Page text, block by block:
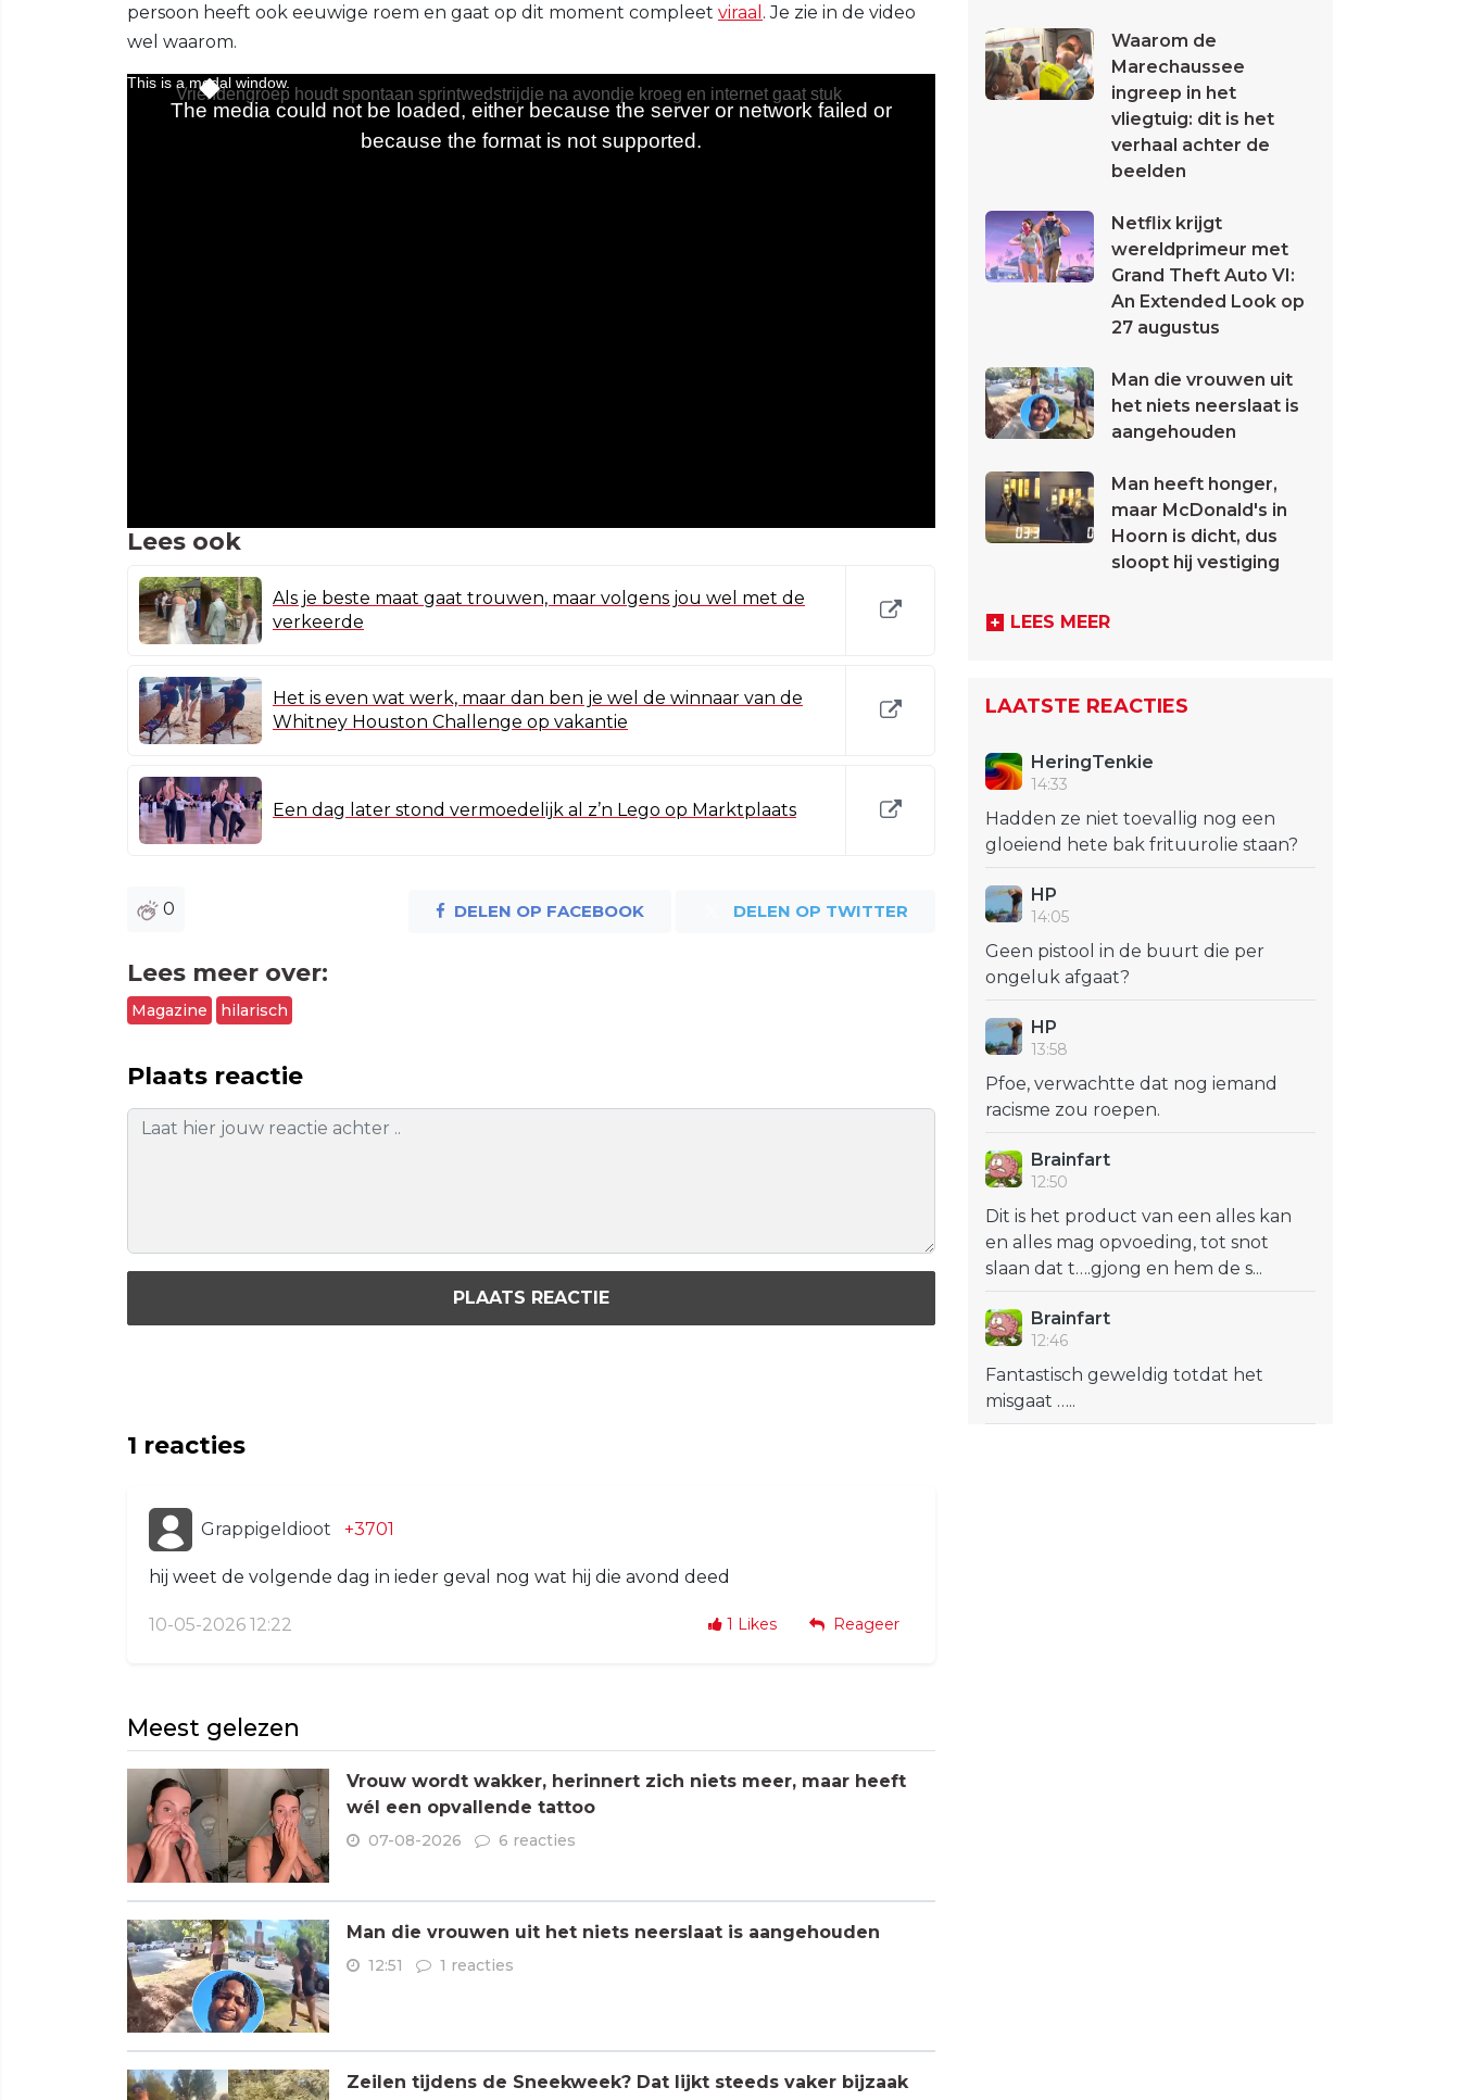
persoon heeft ook eeuwige roem en gaat op dit moment compleet viraal . Je zie in de video
wel waarom.
Lees ook
Als je beste maat gaat trouwen, maar volgens jou wel met de
verkeerde
Het is even wat werk, maar dan ben je wel de winnaar van de
Whitney Houston Challenge op vakantie
Een dag later stond vermoedelijk al z’n Lego op Marktplaats
0 DELEN OP FACEBOOK DELEN OP TWITTER
Lees meer over:
Magazine hilarisch
Plaats reactie
PLAATS REACTIE
1 reacties
GrappigeIdioot +3701
hij weet de volgende dag in ieder geval nog wat hij die avond deed
10-05-2026 12:22 1 Likes Reageer
Meest gelezen
Vrouw wordt wakker, herinnert zich niets meer, maar heeft
wél een opvallende tattoo
07-08-2026 6 reacties
Man die vrouwen uit het niets neerslaat is aangehouden
12:51 1 reacties
Zeilen tijdens de Sneekweek? Dat lijkt steeds vaker bijzaak
Waarom de
Marechaussee
ingreep in het
vliegtuig: dit is het
verhaal achter de
beelden
Netflix krijgt
wereldprimeur met
Grand Theft Auto VI:
An Extended Look op
27 augustus
Man die vrouwen uit
het niets neerslaat is
aangehouden
Man heeft honger,
maar McDonald's in
Hoorn is dicht, dus
sloopt hij vestiging
LEES MEER
LAATSTE REACTIES
HeringTenkie
14:33
Hadden ze niet toevallig nog een
gloeiend hete bak frituurolie staan?
HP
14:05
Geen pistool in de buurt die per
ongeluk afgaat?
HP
13:58
Pfoe, verwachtte dat nog iemand
racisme zou roepen.
Brainfart
12:50
Dit is het product van een alles kan
en alles mag opvoeding, tot snot
slaan dat t….gjong en hem de s...
Brainfart
12:46
Fantastisch geweldig totdat het
misgaat …..